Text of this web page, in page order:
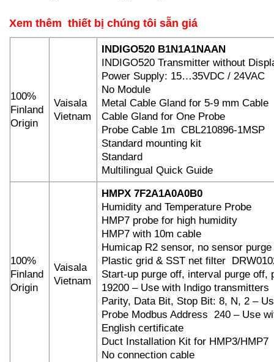
Xem thêm thiết bị chúng tôi sẵn giá
100%
Finland
Origin
Vaisala
Vietnam
INDIGO520 B1N1A1NAAN
INDIGO520 Transmitter without
Power Supply: 15…35VDC / 24VAC
No Module
Metal Cable Gland for 5-9 mm Cable
Cable Gland for One Probe
Probe Cable 1m CBL210896-1MSP
Standard mounting kit
Standard
Multilingual Quick Guide
100%
Finland
Origin
Vaisala
Vietnam
HMPX 7F2A1A0A0B0
Humidity and Temperature Probe
HMP7 probe for high humidity
HMP7 with 10m cable
Humicap R2 sensor, no sensor purge
Plastic grid & SST net filter
Start-up purge off, interval purge off,
19200 – Use with Indigo transmitters
Parity, Data Bit, Stop Bit: 8, N, 2 –
Probe Modbus Address 240 – Use
English certificate
Duct Installation Kit for HMP3/HMP7
No connection cable